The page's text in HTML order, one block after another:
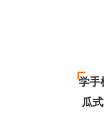
学手
瓜